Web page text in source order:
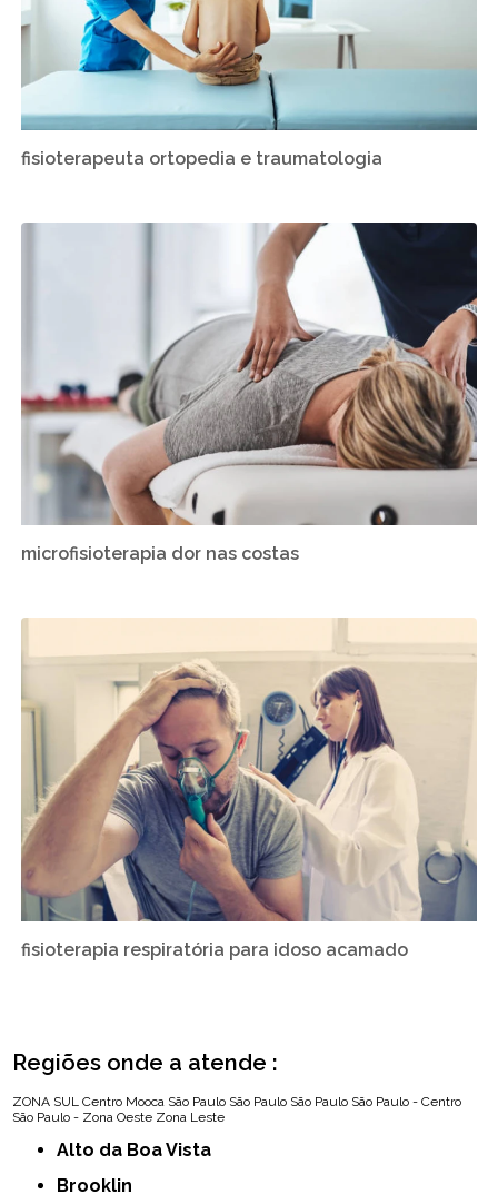
fisioterapeuta ortopedia e traumatologia
microfisioterapia dor nas costas
fisioterapia respiratória para idoso acamado
Regiões onde a atende :
ZONA SUL Centro Mooca São Paulo São Paulo São Paulo São Paulo - Centro
São Paulo - Zona Oeste Zona Leste
Alto da Boa Vista
Brooklin